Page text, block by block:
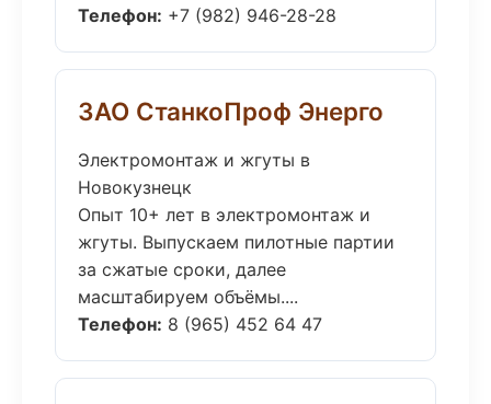
Телефон: +7 (982) 946-28-28
ЗАО СтанкоПроф Энерго
Электромонтаж и жгуты в
Новокузнецк
Опыт 10+ лет в электромонтаж и
жгуты. Выпускаем пилотные партии
за сжатые сроки, далее
масштабируем объёмы....
Телефон: 8 (965) 452 64 47